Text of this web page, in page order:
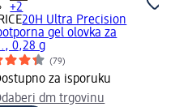
+2
20H Ultra Precision
gel olovka za
0,28 g
(79)
za isporuku
dm trgovinu